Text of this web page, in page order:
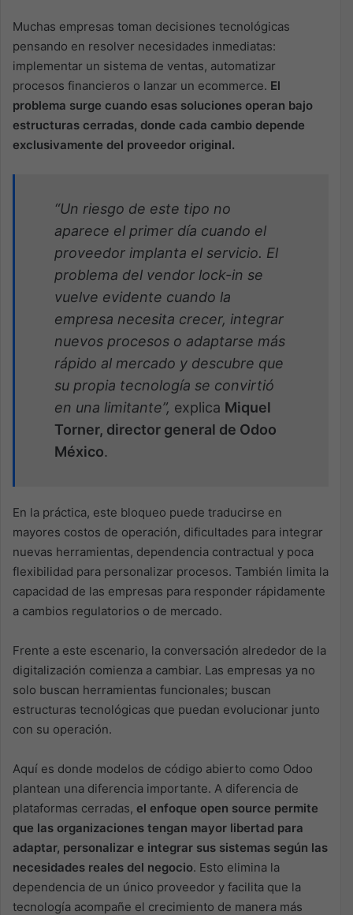
Muchas empresas toman decisiones tecnológicas
pensando en resolver necesidades inmediatas:
implementar un sistema de ventas, automatizar
procesos financieros o lanzar un ecommerce. El
problema surge cuando esas soluciones operan bajo
estructuras cerradas, donde cada cambio depende
exclusivamente del proveedor original.
“Un riesgo de este tipo no
aparece el primer día cuando el
proveedor implanta el servicio. El
problema del vendor lock-in se
vuelve evidente cuando la
empresa necesita crecer, integrar
nuevos procesos o adaptarse más
rápido al mercado y descubre que
su propia tecnología se convirtió
en una limitante”, explica Miquel
Torner, director general de Odoo
México.
En la práctica, este bloqueo puede traducirse en
mayores costos de operación, dificultades para integrar
nuevas herramientas, dependencia contractual y poca
flexibilidad para personalizar procesos. También limita la
capacidad de las empresas para responder rápidamente
a cambios regulatorios o de mercado.
Frente a este escenario, la conversación alrededor de la
digitalización comienza a cambiar. Las empresas ya no
solo buscan herramientas funcionales; buscan
estructuras tecnológicas que puedan evolucionar junto
con su operación.
Aquí es donde modelos de código abierto como Odoo
plantean una diferencia importante. A diferencia de
plataformas cerradas, el enfoque open source permite
que las organizaciones tengan mayor libertad para
adaptar, personalizar e integrar sus sistemas según las
necesidades reales del negocio. Esto elimina la
dependencia de un único proveedor y facilita que la
tecnología acompañe el crecimiento de manera más